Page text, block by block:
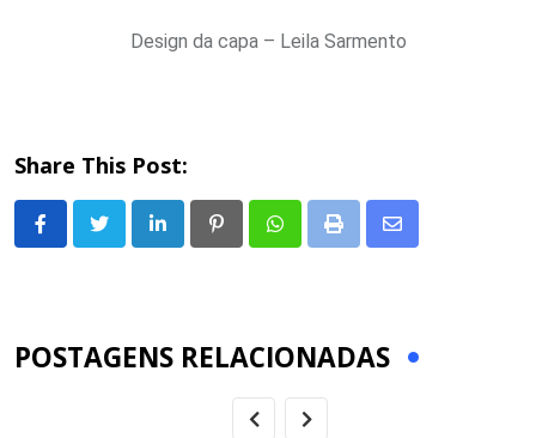
Design da capa – Leila Sarmento
Share This Post:
LinkedIn PinterestWhatsappPrint
Share
POSTAGENS RELACIONADAS